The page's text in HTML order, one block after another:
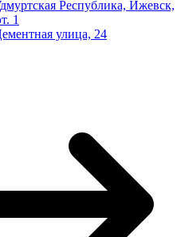
Республика, Ижевск,
1
улица, 24